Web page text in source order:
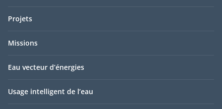
Projets
Missions
Eau vecteur d’énergies
Usage intelligent de l’eau